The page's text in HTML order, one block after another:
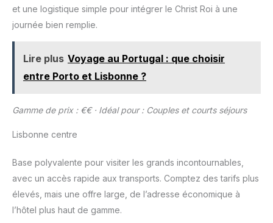
et une logistique simple pour intégrer le Christ Roi à une
journée bien remplie.
Lire plus Voyage au Portugal : que choisir
entre Porto et Lisbonne ?
Gamme de prix : €€ · Idéal pour : Couples et courts séjours
Lisbonne centre
Base polyvalente pour visiter les grands incontournables,
avec un accès rapide aux transports. Comptez des tarifs plus
élevés, mais une offre large, de l’adresse économique à
l’hôtel plus haut de gamme.